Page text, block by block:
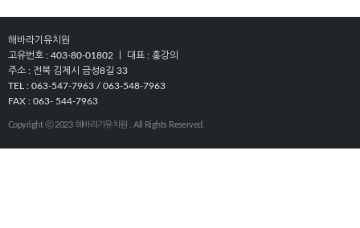
해바라기유치원
고유번호 : 403-80-01802 ㅣ 대표 : 홍강의
주소 : 전북 김제시 금성8길 33
TEL : 063-547-7963 / 063-548-7963
FAX : 063- 544-7963
Copyright ⓒ 2023 해바라기유치원 . All Rights Reserved.